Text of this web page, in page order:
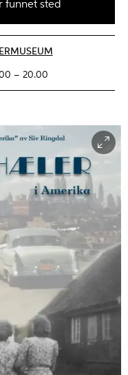
funnet sted
– 20.00